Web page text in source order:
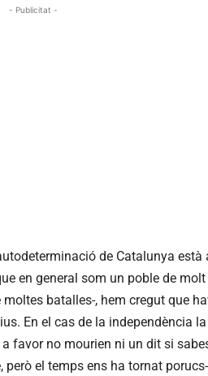
- Publicitat -
de Catalunya està
en general som un poble de
batalles-, hem cregut que
En el cas de la independència
favor no mourien ni un dit si
el temps ens ha tornat